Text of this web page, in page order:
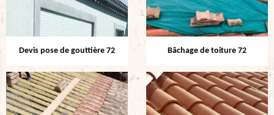
Devis pose de gouttière 72 Bâchage de toiture 72